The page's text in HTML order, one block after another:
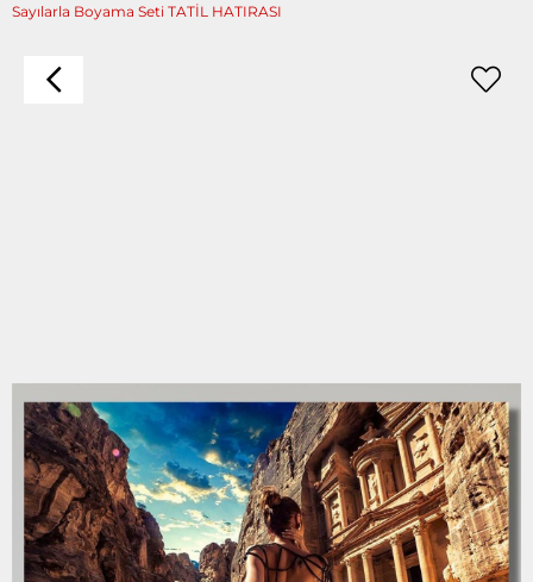
Sayılarla Boyama Seti TATİL HATIRASI